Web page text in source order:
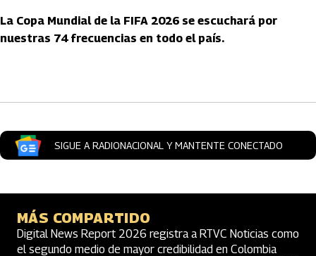
La Copa Mundial de la FIFA 2026 se escuchará por
nuestras 74 frecuencias en todo el país.
SIGUE A RADIONACIONAL Y MANTENTE CONECTADO
MÁS COMPARTIDO
Digital News Report 2026 registra a RTVC Noticias como
el segundo medio de mayor credibilidad en Colombia